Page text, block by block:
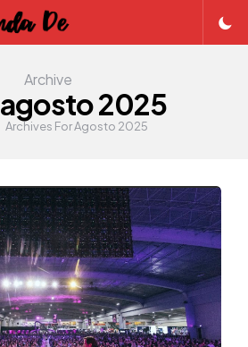
Archive
agosto 2025
Archives For Agosto 2025